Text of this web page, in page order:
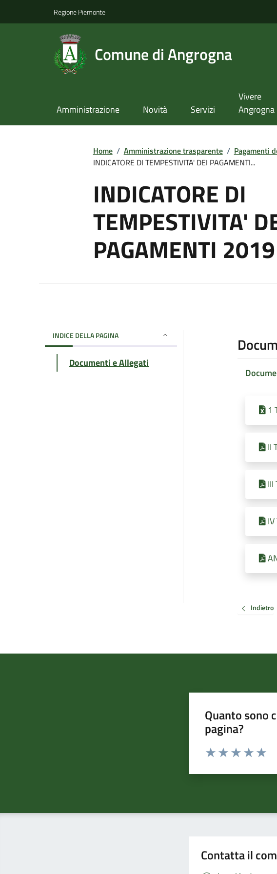
Regione Piemonte
Comune di Angrogna
Amministrazione Novità Servizi
Vivere
Angrogna
Home / Amministrazione trasparente / Pagamenti
INDICATORE DI TEMPESTIVITA' DEI PAGAMENTI...
INDICATORE DI
TEMPESTIVITA'
PAGAMENTI 2019
INDICE DELLA PAGINA
Documenti e Allegati
1
II
Indietro
Quanto sono
pagina?
Valuta da 1 a 5 stelle la
Contatta il